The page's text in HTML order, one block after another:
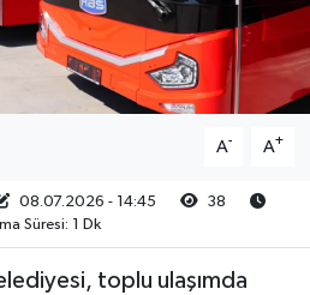
A- A+
08.07.2026 - 14:45
38
Süresi: 1 Dk
toplu ulaşımda